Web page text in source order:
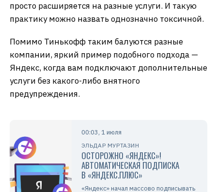
просто расширяется на разные услуги. И такую
практику можно назвать однозначно токсичной.
Помимо Тинькофф таким балуются разные
компании, яркий пример подобного подхода —
Яндекс, когда вам подключают дополнительные
услуги без какого-либо внятного
предупреждения.
00:03, 1 июля
ЭЛЬДАР МУРТАЗИН
ОСТОРОЖНО «ЯНДЕКС»!
АВТОМАТИЧЕСКАЯ ПОДПИСКА
В «ЯНДЕКС.ПЛЮС»
«Яндекс» начал массово подписывать